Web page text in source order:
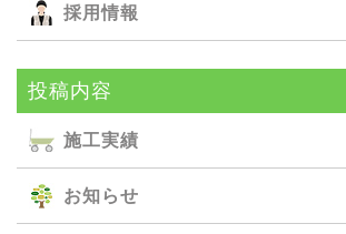
採用情報
投稿内容
施⼯実績
お知らせ